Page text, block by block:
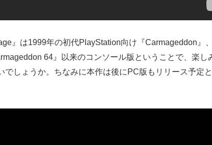
』は1999年の初代PlayStation向け『Carmageddon』
64』以来のコンソール版ということで、楽し
でしょうか。ちなみに本作は後にPC版もリリース予定